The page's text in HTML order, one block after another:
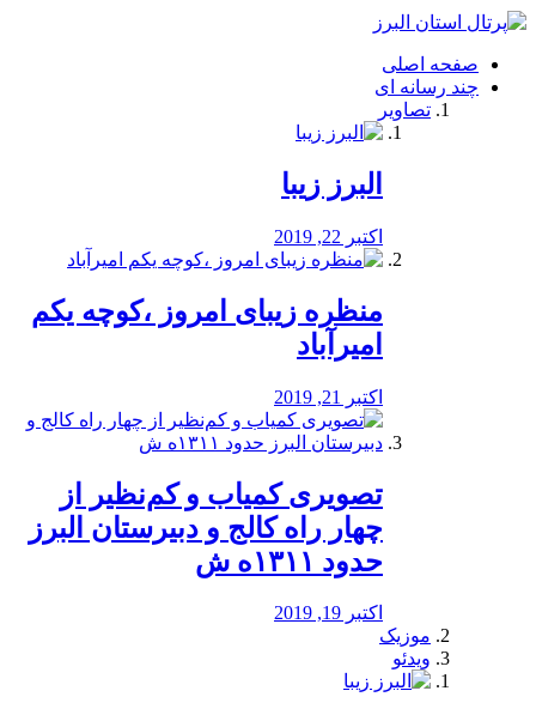
فصد
شرق
تهران
خشکشویی
صفحه اصلی
چند رسانه ای
تصاویر
البرز زیبا
اکتبر 22, 2019
منظره‌‌ زیبای امروز ،کوچه یکم
امیرآباد
اکتبر 21, 2019
️تصویری کمیاب و کم‌نظیر از
چهار راه كالج و دبيرستان البرز
حدود ۱۳۱۱ه ش
اکتبر 19, 2019
موزیک
ویدئو